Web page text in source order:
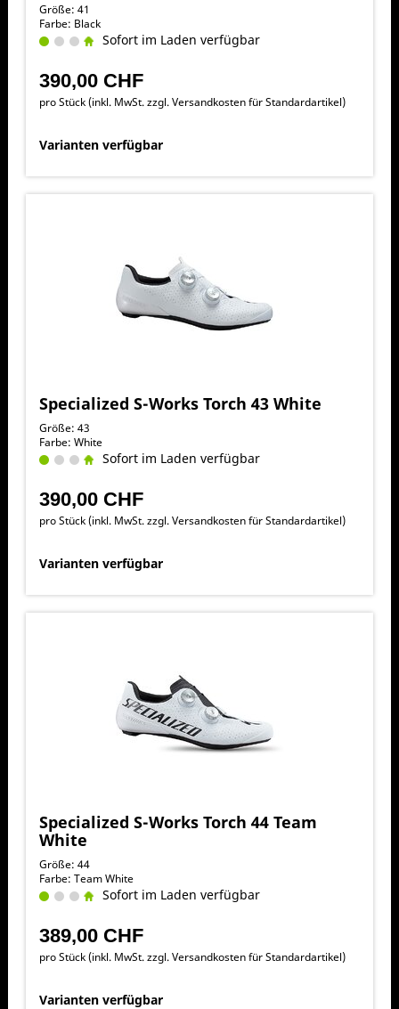
Größe: 41
Farbe: Black
Sofort im Laden verfügbar
390,00 CHF
pro Stück (inkl. MwSt. zzgl.Versandkosten für Standardartikel)
Varianten verfügbar
Specialized S-Works Torch 43 White
Größe: 43
Farbe: White
Sofort im Laden verfügbar
390,00 CHF
pro Stück (inkl. MwSt. zzgl.Versandkosten für Standardartikel)
Varianten verfügbar
Specialized S-Works Torch 44 Team
White
Größe: 44
Farbe: Team White
Sofort im Laden verfügbar
389,00 CHF
pro Stück (inkl. MwSt. zzgl.Versandkosten für Standardartikel)
Varianten verfügbar